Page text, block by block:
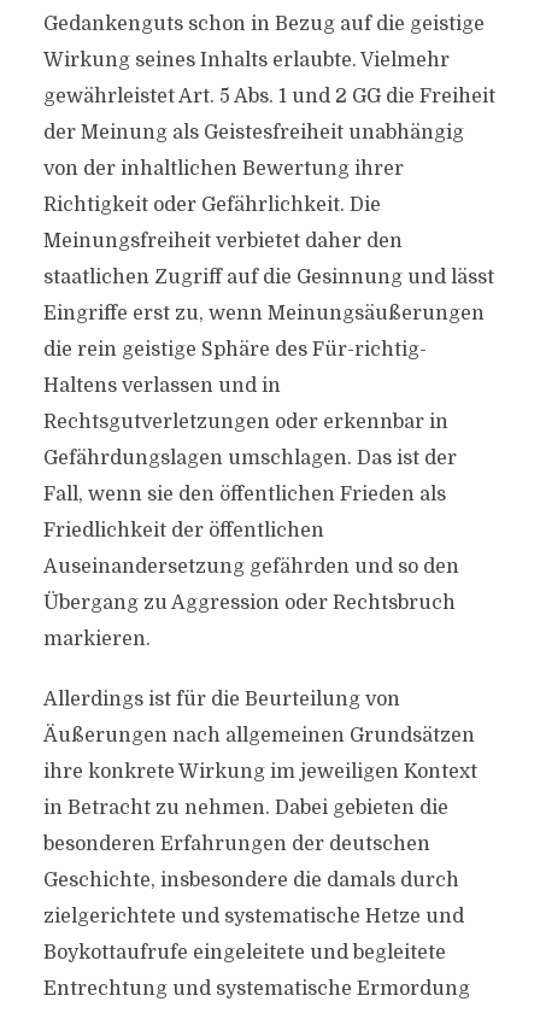
Gedankenguts schon in Bezug auf die geistige
Wirkung seines Inhalts erlaubte. Vielmehr
gewährleistet Art. 5 Abs. 1 und 2 GG die Freiheit
der Meinung als Geistesfreiheit unabhängig
von der inhaltlichen Bewertung ihrer
Richtigkeit oder Gefährlichkeit. Die
Meinungsfreiheit verbietet daher den
staatlichen Zugriff auf die Gesinnung und lässt
Eingriffe erst zu, wenn Meinungsäußerungen
die rein geistige Sphäre des Für-richtig-
Haltens verlassen und in
Rechtsgutverletzungen oder erkennbar in
Gefährdungslagen umschlagen. Das ist der
Fall, wenn sie den öffentlichen Frieden als
Friedlichkeit der öffentlichen
Auseinandersetzung gefährden und so den
Übergang zu Aggression oder Rechtsbruch
markieren.
Allerdings ist für die Beurteilung von
Äußerungen nach allgemeinen Grundsätzen
ihre konkrete Wirkung im jeweiligen Kontext
in Betracht zu nehmen. Dabei gebieten die
besonderen Erfahrungen der deutschen
Geschichte, insbesondere die damals durch
zielgerichtete und systematische Hetze und
Boykottaufrufe eingeleitete und begleitete
Entrechtung und systematische Ermordung